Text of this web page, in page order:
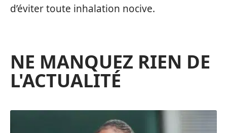
d’éviter toute inhalation nocive.
NE MANQUEZ RIEN DE
L'ACTUALITÉ